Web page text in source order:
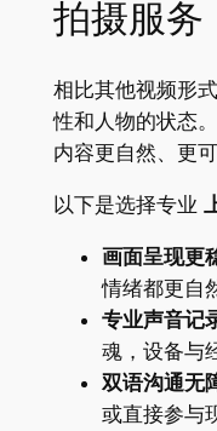
拍摄服务
相比其他视频形
性和人物的状态
内容更自然、更
以下是选择专业
画面呈现更
情绪都更自
专业声音记
魂，设备与
双语沟通无
或直接参与